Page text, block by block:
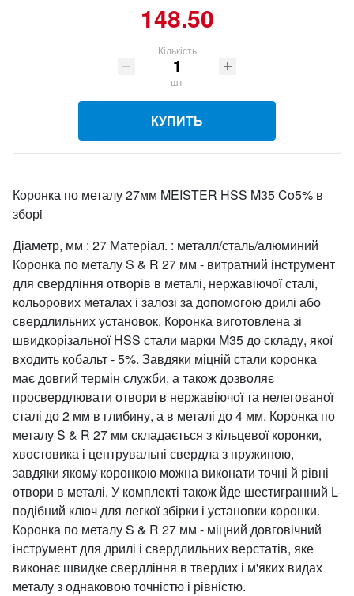
148.50
Кількість
шт
КУПИТЬ
Коронка по металу 27мм MEISTER HSS M35 Co5% в
зборi
Діаметр, мм : 27 Матеріал. : металл/сталь/алюминий
Коронка по металу S & R 27 мм - витратний інструмент
для свердління отворів в металі, нержавіючої сталі,
кольорових металах і залозі за допомогою дрилі або
свердлильних установок. Коронка виготовлена зі
швидкорізальної HSS стали марки M35 до складу, якої
входить кобальт - 5%. Завдяки міцній стали коронка
має довгий термін служби, а також дозволяє
просвердлювати отвори в нержавіючої та нелегованої
сталі до 2 мм в глибину, а в металі до 4 мм. Коронка по
металу S & R 27 мм складається з кільцевої коронки,
хвостовика і центрувальні свердла з пружиною,
завдяки якому коронкою можна виконати точні й рівні
отвори в металі. У комплекті також йде шестигранний L-
подібний ключ для легкої збірки і установки коронки.
Коронка по металу S & R 27 мм - міцний довговічний
інструмент для дрилі і свердлильних верстатів, яке
виконає швидке свердління в твердих і м'яких видах
металу з однаковою точністю і рівністю.